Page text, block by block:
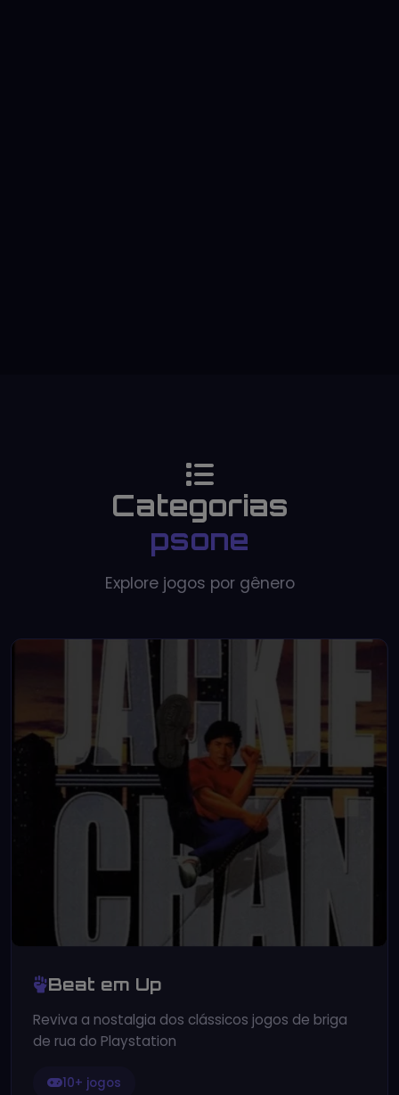
Categorias
psone
Explore jogos por gênero
Beat em Up
Reviva a nostalgia dos clássicos jogos de briga
de rua do Playstation
10+ jogos